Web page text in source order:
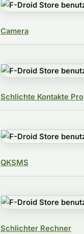
Camera
Schlichte Kontakte Pro
QKSMS
Schlichter Rechner